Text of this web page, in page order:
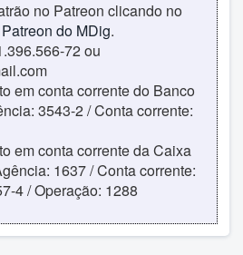
no Patreon clicando no
Patreon do MDig.
72 ou
em conta corrente do Banco
3543-2 / Conta corrente:
em conta corrente da Caixa
1637 / Conta corrente:
4 / Operação: 1288